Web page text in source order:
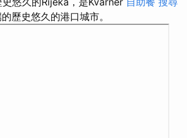
歷史悠久的港口城市。